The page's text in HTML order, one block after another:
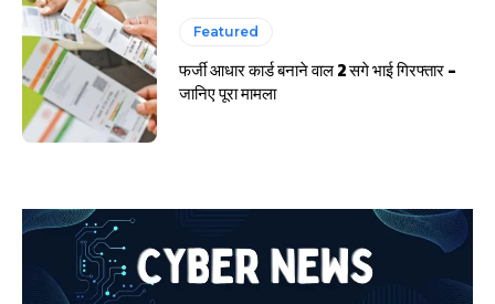
Featured
फर्जी आधार कार्ड बनाने वाल 2 सगे भाई गिरफ्तार –
जानिए पूरा मामला